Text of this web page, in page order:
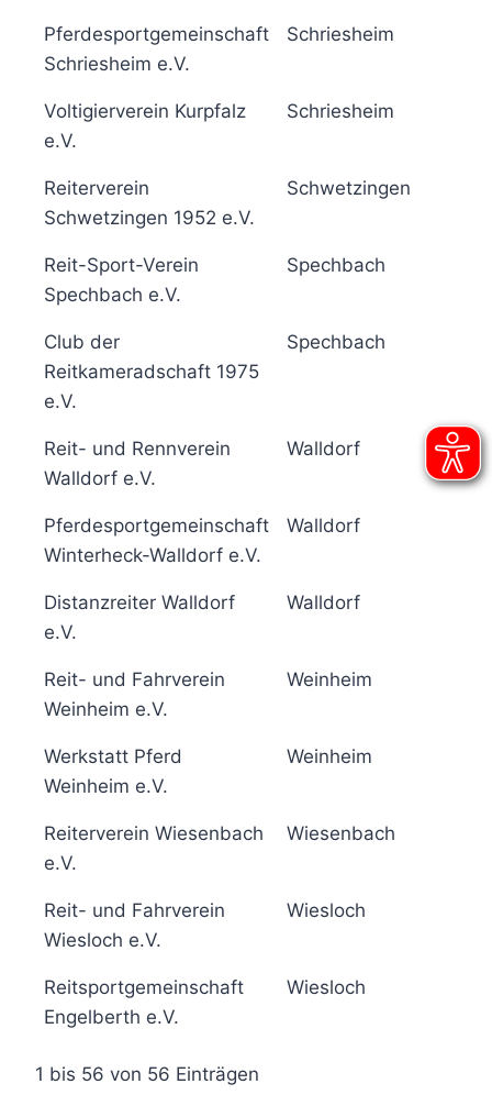
Pferdesportgemeinschaft
Schriesheim e.V.
Schriesheim
Voltigierverein Kurpfalz
e.V.
Schriesheim
Reiterverein
Schwetzingen 1952 e.V.
Schwetzingen
Reit-Sport-Verein
Spechbach e.V.
Spechbach
Club der
Reitkameradschaft 1975
e.V.
Spechbach
Reit- und Rennverein
Walldorf e.V.
Walldorf
Pferdesportgemeinschaft
Winterheck-Walldorf e.V.
Walldorf
Distanzreiter Walldorf
e.V.
Walldorf
Reit- und Fahrverein
Weinheim e.V.
Weinheim
Werkstatt Pferd
Weinheim e.V.
Weinheim
Reiterverein Wiesenbach
e.V.
Wiesenbach
Reit- und Fahrverein
Wiesloch e.V.
Wiesloch
Reitsportgemeinschaft
Engelberth e.V.
Wiesloch
1 bis 56 von 56 Einträgen